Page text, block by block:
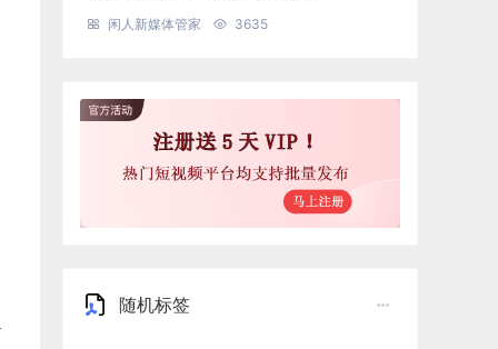
闲人新媒体管家 3635
随机标签